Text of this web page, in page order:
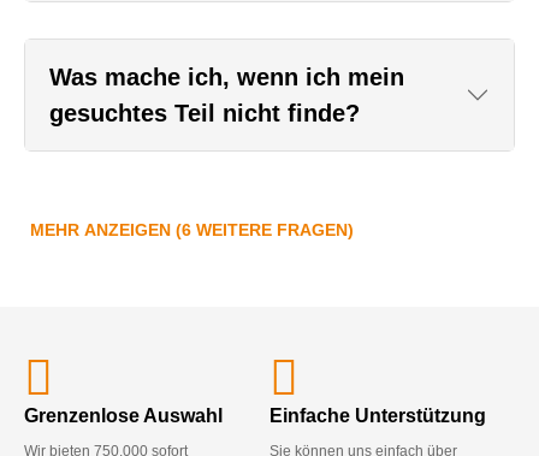
Was mache ich, wenn ich mein
gesuchtes Teil nicht finde?
MEHR ANZEIGEN (6 WEITERE FRAGEN)
Grenzenlose Auswahl
Wir bieten 750.000 sofort
Einfache Unterstützung
Sie können uns einfach über